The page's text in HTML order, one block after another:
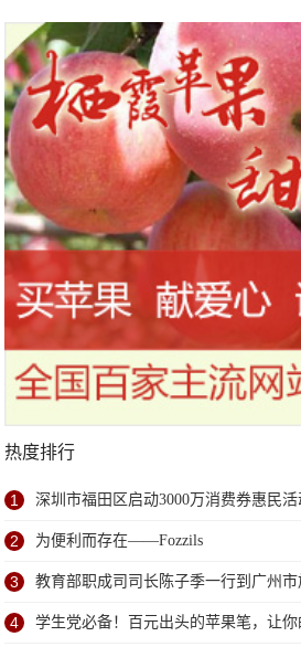
热度排行
1 深圳市福田区启动3000万消费券惠民活
2 为便利而存在——Fozzils
3 教育部职成司司长陈子季一行到广州
研
4 学生党必备！百元出头的苹果笔，让